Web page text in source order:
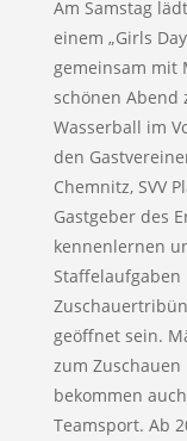
Am Samstag
einem „Girls
gemeinsam mit
schönen Abend
Wasserball im
den
Chemnitz, SVV
Gastgeber des
kennenlernen
geöffnet sein.
zum
bekommen
Teamsport. Ab